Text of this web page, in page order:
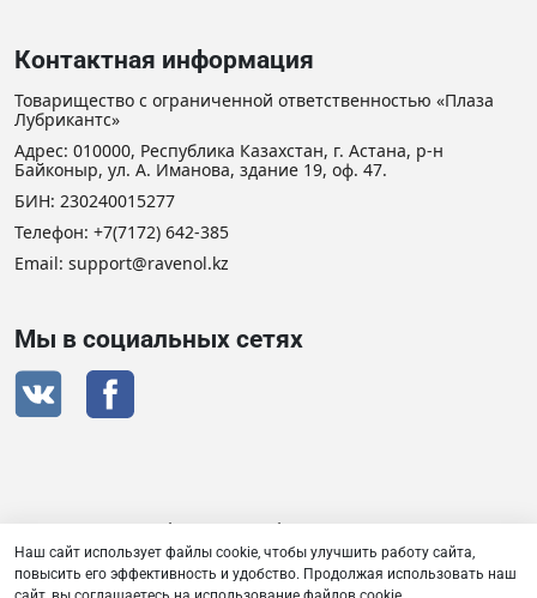
Контактная информация
Товарищество с ограниченной ответственностью «Плаза
Лубрикантс»
Адрес: 010000, Республика Казахстан, г. Астана, р-н
Байконыр, ул. А. Иманова, здание 19, оф. 47.
БИН: 230240015277
Телефон: +7(7172) 642-385
Email: support@ravenol.kz
Мы в социальных сетях
Сертификат дистрибьютора RAVENOL
Наш сайт использует файлы cookie, чтобы улучшить работу сайта,
повысить его эффективность и удобство. Продолжая использовать наш